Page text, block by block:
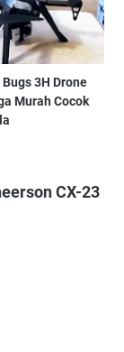
3H Drone
Murah Cocok
CX-23